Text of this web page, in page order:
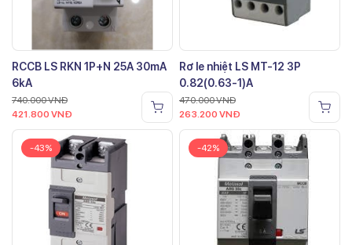
RCCB LS RKN 1P+N 25A 30mA
6kA
740.000VNĐ
421.800 VNĐ
Rơ le nhiệt LS MT-12 3P
0.82(0.63-1)A
470.000VNĐ
263.200 VNĐ
-43% -42%